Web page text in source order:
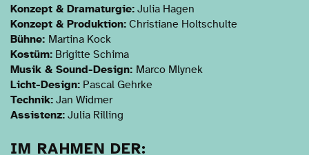
Konzept & Dramaturgie: Julia Hagen
Konzept & Produktion: Christiane Holtschulte
Bühne: Martina Kock
Kostüm: Brigitte Schima
Musik & Sound-Design: Marco Mlynek
Licht-Design: Pascal Gehrke
Technik: Jan Widmer
Assistenz: Julia Rilling
IM RAHMEN DER: